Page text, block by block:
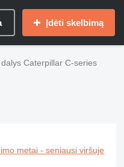
Įdėti skelbimą
Caterpillar C-series
metai - seniausi viršuje